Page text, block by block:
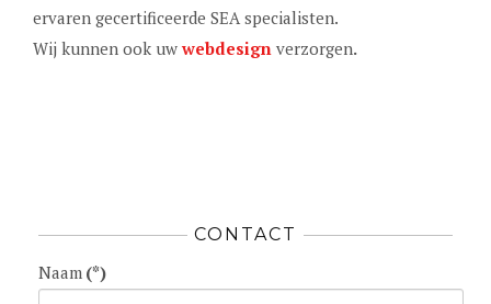
CONTACT
Naam (*)
ervaren gecertificeerde SEA specialisten.
Wij kunnen ook uwwebdesign verzorgen.